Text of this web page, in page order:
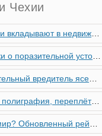
Чехии
и почему меняются их предпочтения?
устойчивости экономики Чехии
к Чехии, необходима бдительность граждан
работы в Чехии - простая лицензия №14
глобальной мобильности 2026 года